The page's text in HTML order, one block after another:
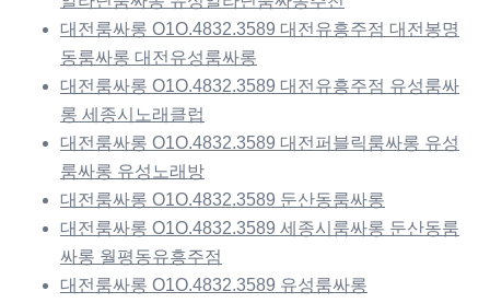
대전룸싸롱 O1O.4832.3589 대전유흥주점 대전봉명
동룸싸롱 대전유성룸싸롱
대전룸싸롱 O1O.4832.3589 대전유흥주점 유성룸싸
롱 세종시노래클럽
대전룸싸롱 O1O.4832.3589 대전퍼블릭룸싸롱 유성
룸싸롱 유성노래방
대전룸싸롱 O1O.4832.3589 둔산동룸싸롱
대전룸싸롱 O1O.4832.3589 세종시룸싸롱 둔산동룸
싸롱 월평동유흥주점
대전룸싸롱 O1O.4832.3589 유성룸싸롱